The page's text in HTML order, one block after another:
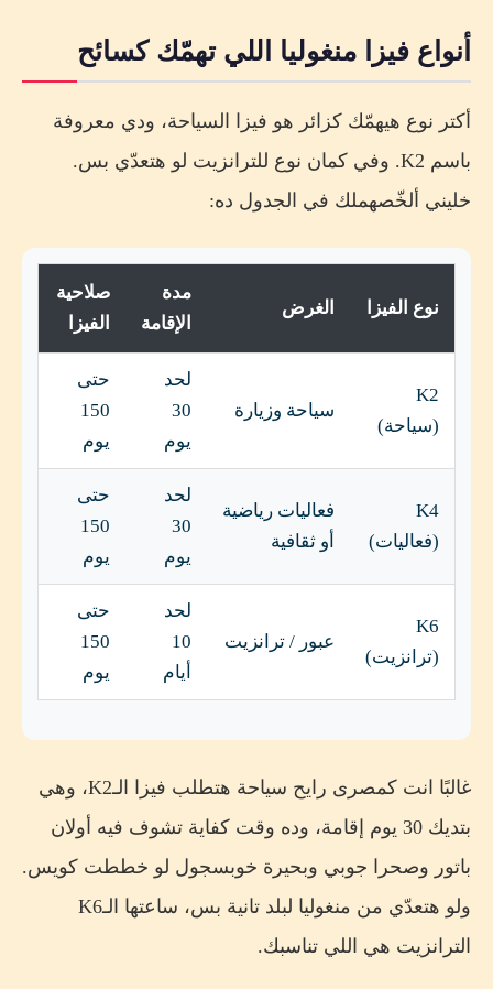
أنواع فيزا منغوليا اللي تهمّك كسائح
أكتر نوع هيهمّك كزائر هو فيزا السياحة، ودي معروفة
باسم K2. وفي كمان نوع للترانزيت لو هتعدّي بس.
خليني ألخّصهملك في الجدول ده:
نوع الفيزا الغرض
مدة
الإقامة
صلاحية
الفيزا
K2
(سياحة)
سياحة وزيارة
لحد
30
يوم
حتى
150
يوم
K4
(فعاليات)
فعاليات رياضية
أو ثقافية
لحد
30
يوم
حتى
150
يوم
K6
(ترانزيت)
عبور / ترانزيت
لحد
10
أيام
حتى
150
يوم
غالبًا انت كمصرى رايح سياحة هتطلب فيزا الـK2، وهي
بتديك 30 يوم إقامة، وده وقت كفاية تشوف فيه أولان
باتور وصحرا جوبي وبحيرة خوبسجول لو خططت كويس.
ولو هتعدّي من منغوليا لبلد تانية بس، ساعتها الـK6
الترانزيت هي اللي تناسبك.